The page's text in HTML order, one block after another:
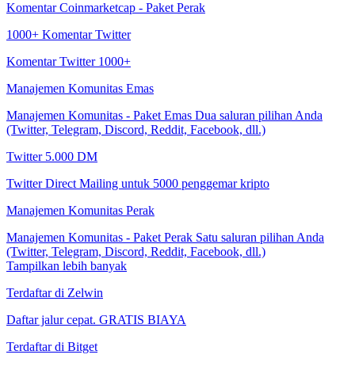
Komentar Coinmarketcap - Paket Perak
1000+ Komentar Twitter
Komentar Twitter 1000+
Manajemen Komunitas Emas
Manajemen Komunitas - Paket Emas Dua saluran pilihan Anda
(Twitter, Telegram, Discord, Reddit, Facebook, dll.)
Twitter 5.000 DM
Twitter Direct Mailing untuk 5000 penggemar kripto
Manajemen Komunitas Perak
Manajemen Komunitas - Paket Perak Satu saluran pilihan Anda
(Twitter, Telegram, Discord, Reddit, Facebook, dll.)
Tampilkan lebih banyak
Terdaftar di Zelwin
Daftar jalur cepat. GRATIS BIAYA
Terdaftar di Bitget